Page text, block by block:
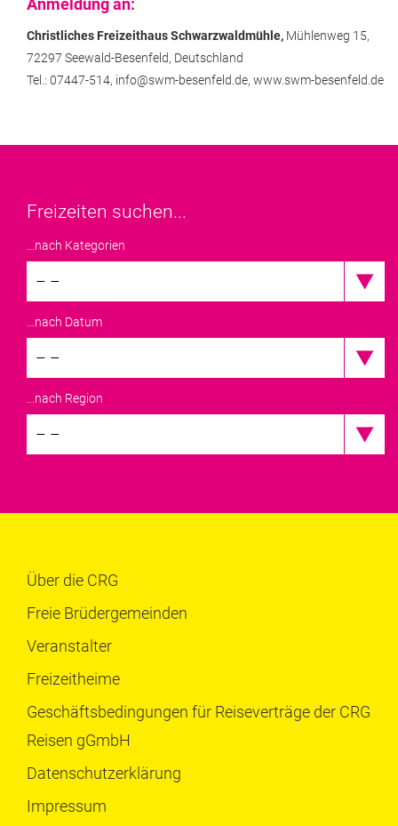
Anmeldung an:
Christliches Freizeithaus Schwarzwaldmühle, Mühlenweg 15,
72297 Seewald-Besenfeld, Deutschland
Tel.: 07447-514, info@swm-besenfeld.de, www.swm-besenfeld.de
Freizeiten suchen...
...nach Kategorien
– –
...nach Datum
– –
...nach Region
– –
Über die CRG
Freie Brüdergemeinden
Veranstalter
Freizeitheime
Geschäftsbedingungen für Reiseverträge der CRG
Reisen gGmbH
Datenschutzerklärung
Impressum